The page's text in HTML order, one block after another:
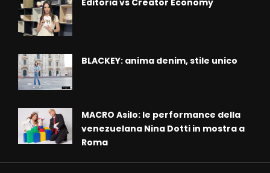
BLACKEY: anima denim, stile unico
MACRO Asilo: le performance della
venezuelana Nina Dotti in mostra a
Roma